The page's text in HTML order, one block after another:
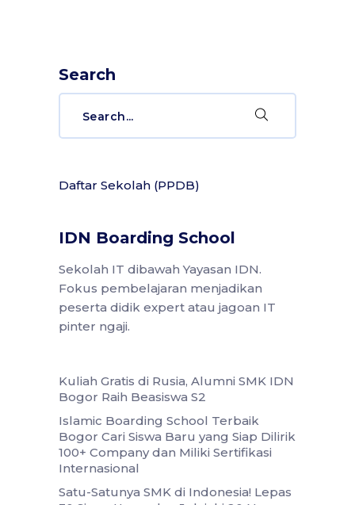
Search
Daftar Sekolah (PPDB)
IDN Boarding School
Sekolah IT dibawah Yayasan IDN.
Fokus pembelajaran menjadikan
peserta didik expert atau jagoan IT
pinter ngaji.
Kuliah Gratis di Rusia, Alumni SMK IDN
Bogor Raih Beasiswa S2
Islamic Boarding School Terbaik
Bogor Cari Siswa Baru yang Siap Dilirik
100+ Company dan Miliki Sertifikasi
Internasional
Satu-Satunya SMK di Indonesia! Lepas